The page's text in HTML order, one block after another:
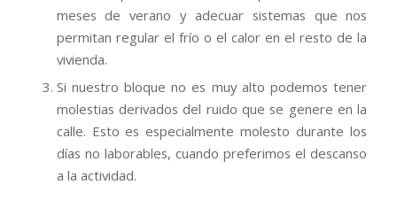
meses de verano y adecuar sistemas que nos
permitan regular el frío o el calor en el resto de la
vivienda.
Si nuestro bloque no es muy alto podemos tener
molestias derivados del ruido que se genere en la
calle. Esto es especialmente molesto durante los
días no laborables, cuando preferimos el descanso
a la actividad.